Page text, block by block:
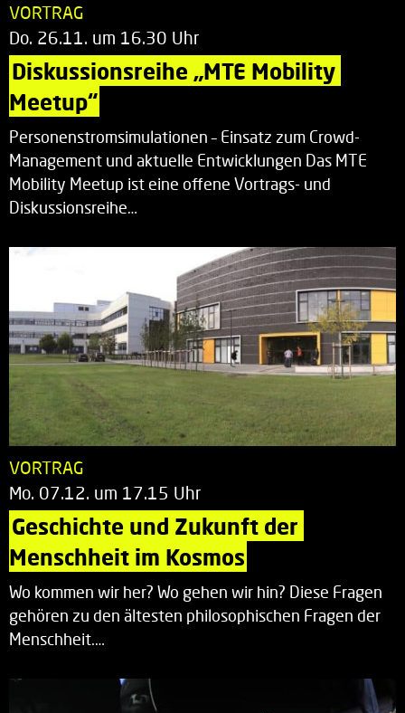
VORTRAG
Do. 26.11. um 16.30 Uhr
Diskussionsreihe „MTE Mobility
Meetup“
Personenstromsimulationen – Einsatz zum Crowd-
Management und aktuelle Entwicklungen Das MTE
Mobility Meetup ist eine offene Vortrags- und
Diskussionsreihe…
VORTRAG
Mo. 07.12. um 17.15 Uhr
Geschichte und Zukunft der
Menschheit im Kosmos
Wo kommen wir her? Wo gehen wir hin? Diese Fragen
gehören zu den ältesten philosophischen Fragen der
Menschheit.…